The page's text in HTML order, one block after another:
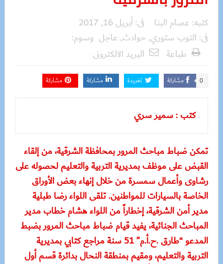
كتبه: عصام البنا فى:أبريل 16, 2017
فى: التوب ستوري, حوادث, عاجل وسوم:
طباعة
البريد الالكترونى
مشاركة 0 تغريدة مشاركة مشاركة
كتب : سمير سري
تمكن ضباط مباحث المرور بمحافظة الشرقية، من إلقاء
القبض على موظف بمديرية التربية والتعليم لحصوله على
رشاوى وأعمال سمسرة من خلال إنهاء بعض الأوراق
الخاصة بالسيارات للمواطنين. تلقى اللواء رضا طبلية
مدير أمن الشرقية، إخطاراً من اللواء هشام خطاب مدير
المباحث الجنائية، يفيد قيام ضباط مباحث المرور بضبط
المدعو “طارق .ح.أ.م” 51 سنة مراجع كتابي بمديرية
التربية والتعليم، ومقيم بمنطقة النحال بدائرة قسم أول